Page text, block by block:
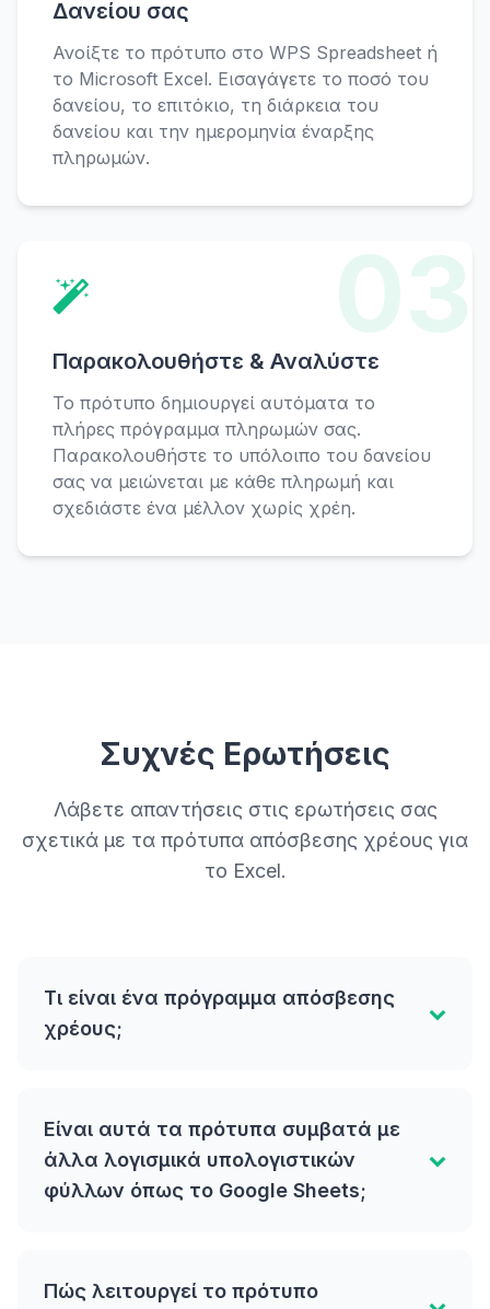
Δανείου σας
Ανοίξτε το πρότυπο στο WPS Spreadsheet ή
το Microsoft Excel. Εισαγάγετε το ποσό του
δανείου, το επιτόκιο, τη διάρκεια του
δανείου και την ημερομηνία έναρξης
πληρωμών.
03
Παρακολουθήστε & Αναλύστε
Το πρότυπο δημιουργεί αυτόματα το
πλήρες πρόγραμμα πληρωμών σας.
Παρακολουθήστε το υπόλοιπο του δανείου
σας να μειώνεται με κάθε πληρωμή και
σχεδιάστε ένα μέλλον χωρίς χρέη.
Συχνές Ερωτήσεις
Λάβετε απαντήσεις στις ερωτήσεις σας
σχετικά με τα πρότυπα απόσβεσης χρέους για
το Excel.
Τι είναι ένα πρόγραμμα απόσβεσης
χρέους;
Είναι αυτά τα πρότυπα συμβατά με
άλλα λογισμικά υπολογιστικών
φύλλων όπως το Google Sheets;
Πώς λειτουργεί το πρότυπο